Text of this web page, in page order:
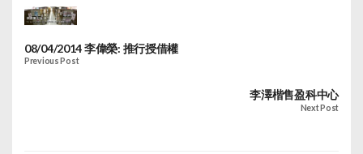
08/04/2014 李偉榮: 推行授借權
Previous Post
李澤楷售盈科中心
Next Post